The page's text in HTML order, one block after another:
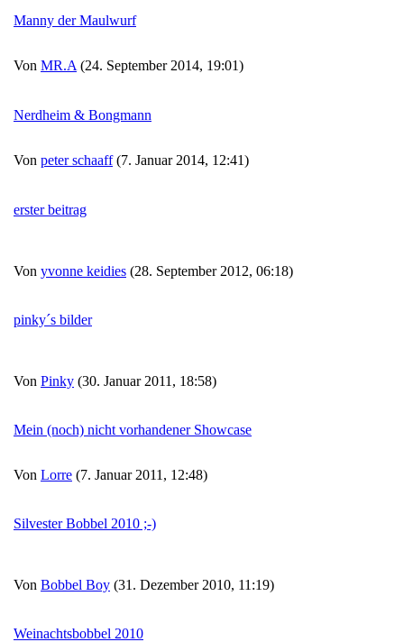
Manny der Maulwurf
Von MR.A (24. September 2014, 19:01)
Nerdheim & Bongmann
Von peter schaaff(7. Januar 2014, 12:41)
erster beitrag
Von yvonne keidies (28. September 2012, 06:18)
pinky´s bilder
Von Pinky (30. Januar 2011, 18:58)
Mein (noch) nicht vorhandener Showcase
Von Lorre (7. Januar 2011, 12:48)
Silvester Bobbel 2010 ;-)
Von Bobbel Boy (31. Dezember 2010, 11:19)
Weinachtsbobbel 2010